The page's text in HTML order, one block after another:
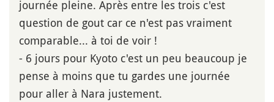
journée pleine. Après entre les trois c'est
question de gout car ce n'est pas vraiment
comparable... à toi de voir !
- 6 jours pour Kyoto c'est un peu beaucoup je
pense à moins que tu gardes une journée
pour aller à Nara justement.